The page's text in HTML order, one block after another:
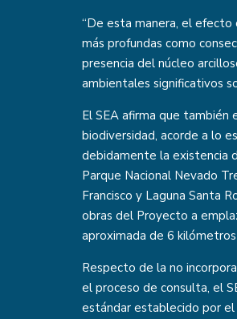
“De esta manera, el efecto
más profundas como
presencia del núcleo
ambientales significativos
El SEA afirma que también
biodiversidad, acorde a lo
debidamente la existencia
Parque Nacional Nevado
Francisco y Laguna Santa
obras del Proyecto a
aproximada de 6 kilómetros
Respecto de la no
el proceso de consulta, el
estándar establecido por